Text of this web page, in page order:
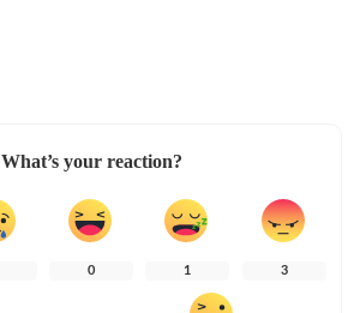
What’s your reaction?
0 1 3